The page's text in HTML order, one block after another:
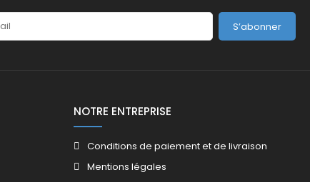
S’abonner
NOTRE ENTREPRISE
Conditions de paiement et de livraison
Mentions légales